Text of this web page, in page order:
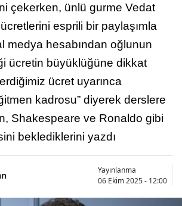
çekerken, ünlü gurme Vedat
esprili bir paylaşımla
medya hesabından oğlunun
ücretin büyüklüğüne dikkat
ücret uyarınca
kadrosu” diyerek derslere
Shakespeare ve Ronaldo gibi
beklediklerini yazdı
Yayınlanma
06 Ekim 2025 - 12:00